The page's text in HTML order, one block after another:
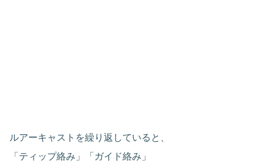
ルアーキャストを繰り返していると、
「ティップ絡み」「ガイド絡み」